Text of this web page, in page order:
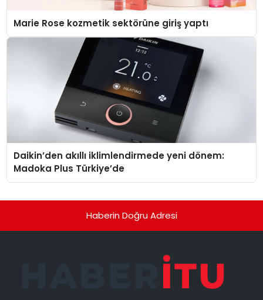
Marie Rose kozmetik sektörüne giriş yaptı
Daikin’den akıllı iklimlendirmede yeni dönem:
Madoka Plus Türkiye’de
Haberin Doğru Adresi